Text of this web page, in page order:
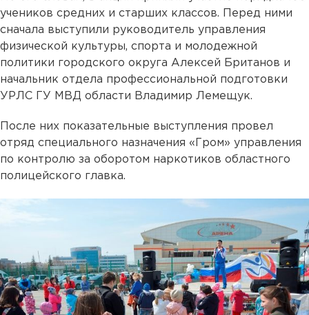
учеников средних и старших классов. Перед ними
сначала выступили руководитель управления
физической культуры, спорта и молодежной
политики городского округа Алексей Британов и
начальник отдела профессиональной подготовки
УРЛС ГУ МВД области Владимир Лемещук.
После них показательные выступления провел
отряд специального назначения «Гром» управления
по контролю за оборотом наркотиков областного
полицейского главка.